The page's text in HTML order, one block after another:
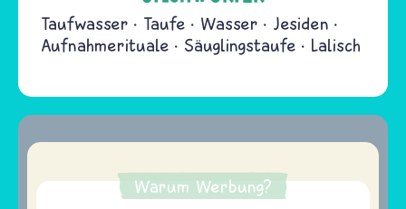
Taufwasser Taufe Wasser
Jesiden
Aufnahmerituale
Säuglingstaufe Lalisch
Warum Werbung?